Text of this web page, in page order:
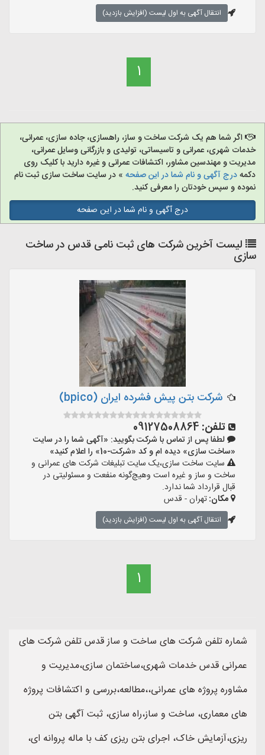
انتقال آگهی به اول لیست (افزایش بازدید)
1
اگر شما هم یک شرکت ساخت و ساز، راهسازی، جاده سازی، عمرانی،
خدمات شهری، عمرانی و تاسیساتی، تولیدی و بازرگانی وسایل عمرانی،
مدیریت و مهندسین مشاور، اکتشافات عمرانی و غیره دارید با کلیک روی
دکمهدرج آگهی و نام شما در این صفحه » در سایت ساخت سازی ثبت نام
نموده و سپس خودتان را معرفی کنید.
درج آگهی و نام شما در این صفحه
لیست آخرین شرکت های ثبت نامی قدس در ساخت
سازی
شرکت بتن پیش فشرده ایران (bpico)
تلفن: 09127508864
لطفا پس از تماس با شرکت بگویید: «آگهی شما را در سایت
«ساخت سازی» دیده ام و کد «شرکت-10» را اعلام کنید»
سایت ساخت سازی،یک سایت تبلیغات شرکت های عمرانی و
ساخت و ساز و غیره است وهیچ‌گونه منفعت و مسئولیتی در
قبال قرارداد شما ندارد.
مکان:تهران - قدس
انتقال آگهی به اول لیست (افزایش بازدید)
1
شماره تلفن شرکت های ساخت و ساز قدس تلفن شرکت های
عمرانی قدس خدمات شهری،ساختمان سازی،مدیریت و
مشاوره پروژه های عمرانی،،مطالعه،بررسی و اکتشافات پروژه
های معماری، ساخت و ساز،راه سازی، ثبت آگهی بتن
ریزی،آزمایش خاک، اجرای بتن ریزی کف با ماله پروانه ای،